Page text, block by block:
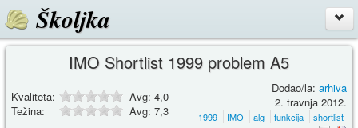
Školjka
IMO Shortlist 1999 problem A5
Kvaliteta: Avg: 4,0
Težina:
Avg: 7,3
Dodao/la: arhiva
2. travnja 2012.
1999 IMO alg funkcija shortlist